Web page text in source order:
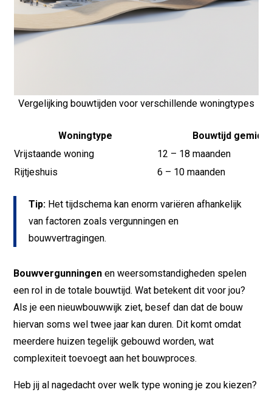
Vergelijking bouwtijden voor verschillende woningtypes
Woningtype
Bouwtijd
Vrijstaande woning
12 – 18 maanden
Rijtjeshuis
6 – 10 maanden
Tip: Het tijdschema kan enorm variëren afhankelijk
van factoren zoals vergunningen en
bouwvertragingen.
Bouwvergunningen en weersomstandigheden spelen
een rol in de totale bouwtijd. Wat betekent dit voor jou?
Als je een nieuwbouwwijk ziet, besef dan dat de bouw
hiervan soms wel twee jaar kan duren. Dit komt omdat
meerdere huizen tegelijk gebouwd worden, wat
complexiteit toevoegt aan het bouwproces.
Heb jij al nagedacht over welk type woning je zou kiezen?